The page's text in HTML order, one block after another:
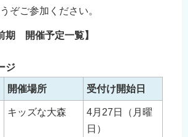
ぞご参加ください。
期 開催予定一覧】
ジ
開催場所 受付け開始日
キッズな大森
4月27日（月曜
日）